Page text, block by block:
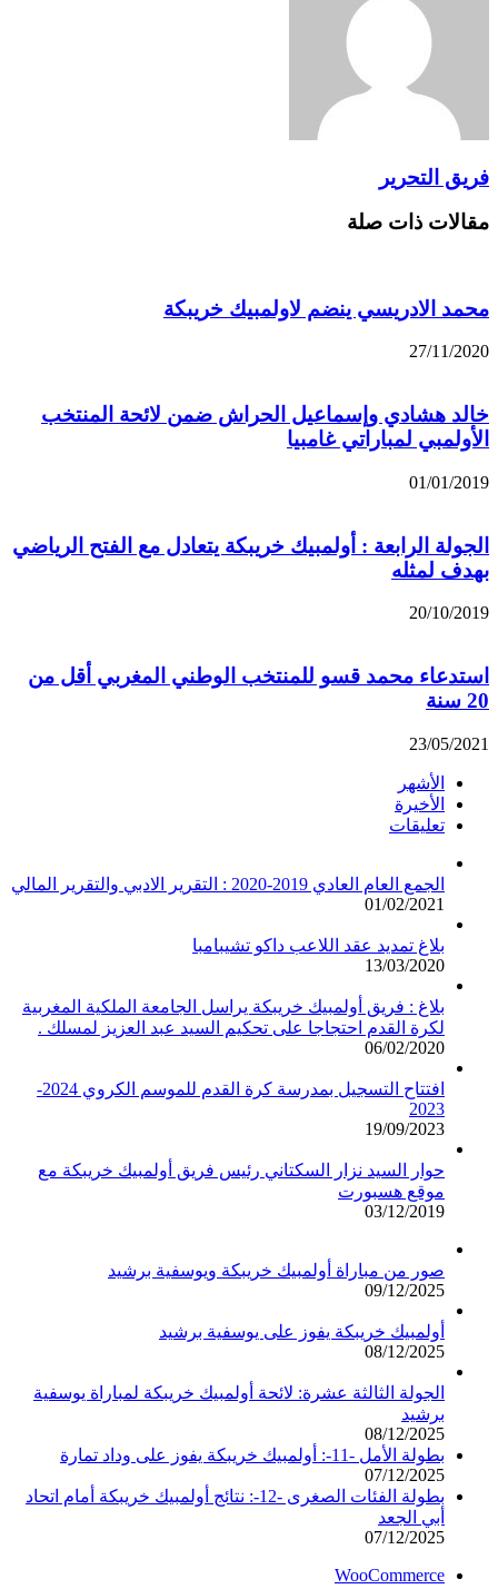
فريق التحرير
مقالات ذات صلة
محمد الادريسي ينضم لاولمبيك خريبكة
27/11/2020
خالد هشادي وإسماعيل الحراش ضمن لائحة المنتخب
الأولمبي لمباراتي غامبيا
01/01/2019
الجولة الرابعة : أولمبيك خريبكة يتعادل مع الفتح الرياضي
بهدف لمثله
20/10/2019
استدعاء محمد قسو للمنتخب الوطني المغربي أقل من
20 سنة
23/05/2021
الأشهر
الأخيرة
تعليقات
الجمع العام العادي 2019-2020 : التقرير الادبي والتقرير المالي
01/02/2021
بلاغ تمديد عقد اللاعب داكو تشيبامبا
13/03/2020
بلاغ : فريق أولمبيك خريبكة يراسل الجامعة الملكية المغربية
لكرة القدم احتجاجا على تحكيم السيد عبد العزيز لمسلك .
06/02/2020
افتتاح التسجيل بمدرسة كرة القدم للموسم الكروي 2024-
2023
19/09/2023
حوار السيد نزار السكتاني رئيس فريق أولمبيك خريبكة مع
موقع هسبورت
03/12/2019
صور من مباراة أولمبيك خريبكة ويوسفية برشيد
09/12/2025
أولمبيك خريبكة يفوز على يوسفية برشيد
08/12/2025
الجولة الثالثة عشرة: لائحة أولمبيك خريبكة لمباراة يوسفية
برشيد
08/12/2025
بطولة الأمل -11-: أولمبيك خريبكة يفوز على وداد تمارة
07/12/2025
بطولة الفئات الصغرى -12-: نتائج أولمبيك خريبكة أمام اتحاد
أبي الجعد
07/12/2025
WooCommerce